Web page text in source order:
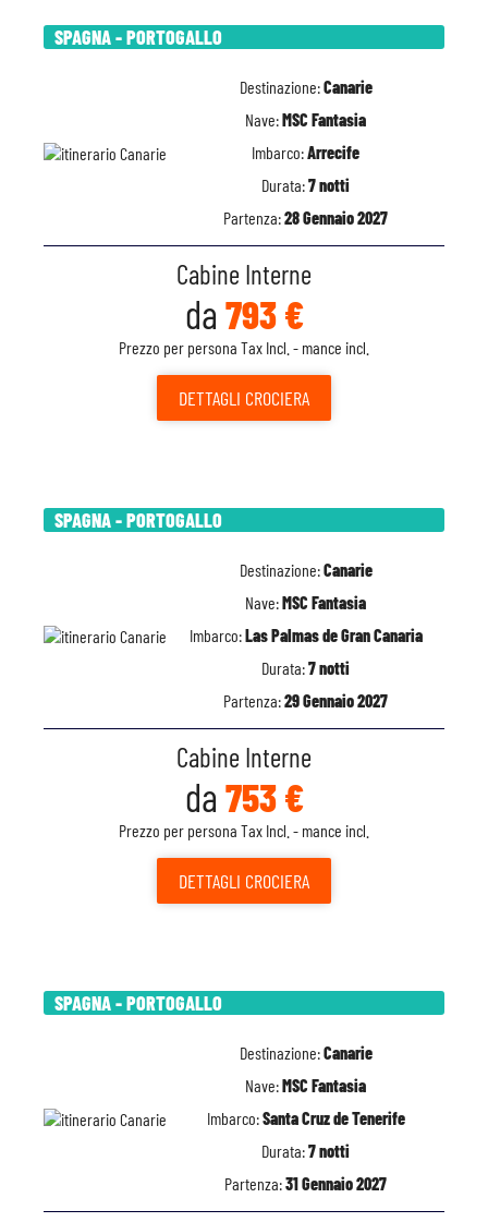
SPAGNA - PORTOGALLO
Destinazione:Canarie
Nave:MSC Fantasia
Imbarco:Arrecife
Durata:7 notti
Partenza:28 Gennaio 2027
Cabine Interne
da 793 €
Prezzo per persona Tax Incl. - mance incl.
DETTAGLI CROCIERA
SPAGNA - PORTOGALLO
Destinazione:Canarie
Nave:MSC Fantasia
Imbarco:Las Palmas de Gran Canaria
Durata:7 notti
Partenza:29 Gennaio 2027
Cabine Interne
da 753 €
Prezzo per persona Tax Incl. - mance incl.
DETTAGLI CROCIERA
SPAGNA - PORTOGALLO
Destinazione:Canarie
Nave:MSC Fantasia
Imbarco:Santa Cruz de Tenerife
Durata:7 notti
Partenza:31 Gennaio 2027